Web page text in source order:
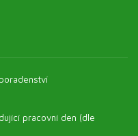
pracovní den (dle